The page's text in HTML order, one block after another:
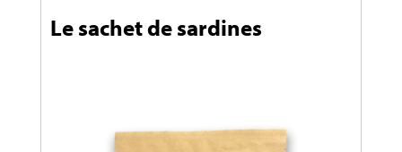
Le sachet de sardines